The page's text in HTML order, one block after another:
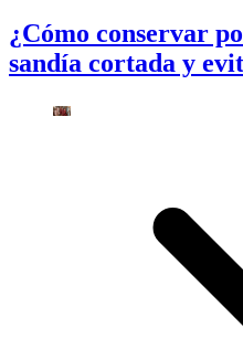
¿Cómo conservar
sandía cortada y